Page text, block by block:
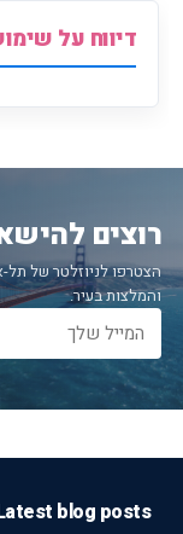
דיווח על
רוצים
הצטרפו לניוזלטר של תל-
והמלצות בעיר.
blog posts